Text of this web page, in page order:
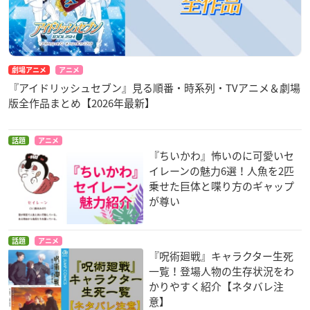
劇場アニメ アニメ
『アイドリッシュセブン』見る順番・時系列・TVアニメ＆劇場
版全作品まとめ【2026年最新】
話題 アニメ
『ちいかわ』怖いのに可愛いセ
イレーンの魅力6選！人魚を2匹
乗せた巨体と喋り方のギャップ
が尊い
話題 アニメ
『呪術廻戦』キャラクター生死
一覧！登場人物の生存状況をわ
かりやすく紹介【ネタバレ注
意】